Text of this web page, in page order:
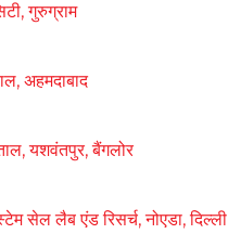
गुरुग्राम
अहमदाबाद
यशवंतपुर, बैंगलोर
सेल लैब एंड रिसर्च, नोएडा, दिल्ली